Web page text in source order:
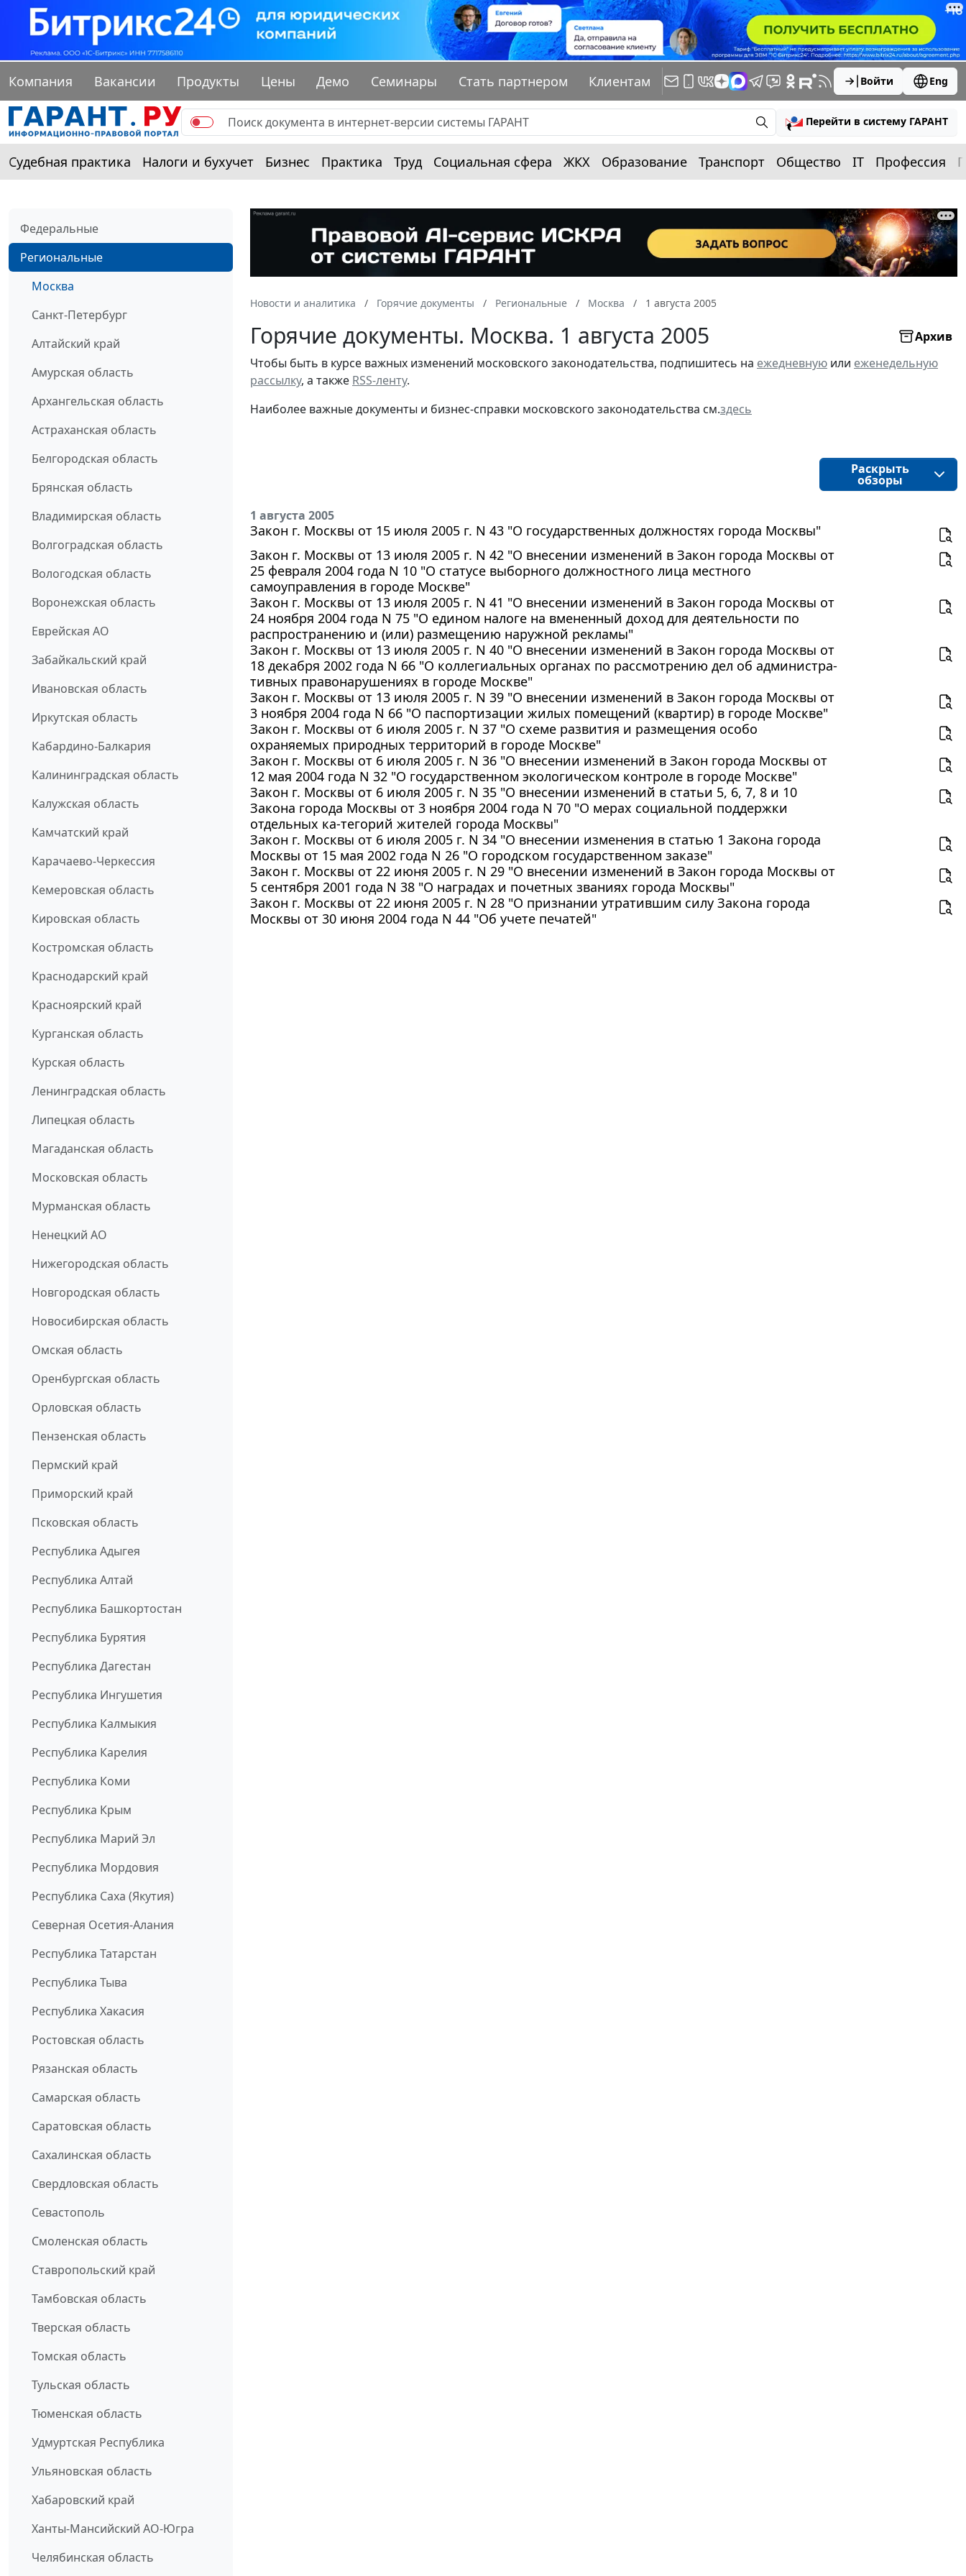
Компания Вакансии Продукты Цены Демо Семинары Стать партнером Клиентам Войти Eng
Перейти в систему ГАРАНТ
Судебная практика Налоги и бухучет Бизнес Практика Труд Социальная сфера ЖКХ Образование Транспорт Общество IT Профессия
Федеральные
Региональные
Москва
Санкт-Петербург
Алтайский край
Амурская область
Архангельская область
Астраханская область
Белгородская область
Брянская область
Владимирская область
Волгоградская область
Вологодская область
Воронежская область
Еврейская АО
Забайкальский край
Ивановская область
Иркутская область
Кабардино-Балкария
Калининградская область
Калужская область
Камчатский край
Карачаево-Черкессия
Кемеровская область
Кировская область
Костромская область
Краснодарский край
Красноярский край
Курганская область
Курская область
Ленинградская область
Липецкая область
Магаданская область
Московская область
Мурманская область
Ненецкий АО
Нижегородская область
Новгородская область
Новосибирская область
Омская область
Оренбургская область
Орловская область
Пензенская область
Пермский край
Приморский край
Псковская область
Республика Адыгея
Республика Алтай
Республика Башкортостан
Республика Бурятия
Республика Дагестан
Республика Ингушетия
Республика Калмыкия
Республика Карелия
Республика Коми
Республика Крым
Республика Марий Эл
Республика Мордовия
Республика Саха (Якутия)
Северная Осетия-Алания
Республика Татарстан
Республика Тыва
Республика Хакасия
Ростовская область
Рязанская область
Самарская область
Саратовская область
Сахалинская область
Свердловская область
Севастополь
Смоленская область
Ставропольский край
Тамбовская область
Тверская область
Томская область
Тульская область
Тюменская область
Удмуртская Республика
Ульяновская область
Хабаровский край
Ханты-Мансийский АО-Югра
Челябинская область
Новости и аналитика Горячие документы Региональные Москва 1 августа 2005
Горячие документы. Москва. 1 августа 2005
Архив
Чтобы быть в курсе важных изменений московского законодательства, подпишитесь на ежедневную или еженедельную
рассылку, а также RSS-ленту.
Наиболее важные документы и бизнес-справки московского законодательства см.здесь
Раскрыть
обзоры
1 августа 2005
Закон г. Москвы от 15 июля 2005 г. N 43 "О государственных должностях города Москвы"
Закон г. Москвы от 13 июля 2005 г. N 42 "О внесении изменений в Закон города Москвы от
25 февраля 2004 года N 10 "О статусе выборного должностного лица местного
самоуправления в городе Москве"
Закон г. Москвы от 13 июля 2005 г. N 41 "О внесении изменений в Закон города Москвы от
24 ноября 2004 года N 75 "О едином налоге на вмененный доход для деятельности по
распространению и (или) размещению наружной рекламы"
Закон г. Москвы от 13 июля 2005 г. N 40 "О внесении изменений в Закон города Москвы от
18 декабря 2002 года N 66 "О коллегиальных органах по рассмотрению дел об администра-
тивных правонарушениях в городе Москве"
Закон г. Москвы от 13 июля 2005 г. N 39 "О внесении изменений в Закон города Москвы от
3 ноября 2004 года N 66 "О паспортизации жилых помещений (квартир) в городе Москве"
Закон г. Москвы от 6 июля 2005 г. N 37 "О схеме развития и размещения особо
охраняемых природных территорий в городе Москве"
Закон г. Москвы от 6 июля 2005 г. N 36 "О внесении изменений в Закон города Москвы от
12 мая 2004 года N 32 "О государственном экологическом контроле в городе Москве"
Закон г. Москвы от 6 июля 2005 г. N 35 "О внесении изменений в статьи 5, 6, 7, 8 и 10
Закона города Москвы от 3 ноября 2004 года N 70 "О мерах социальной поддержки
отдельных ка-тегорий жителей города Москвы"
Закон г. Москвы от 6 июля 2005 г. N 34 "О внесении изменения в статью 1 Закона города
Москвы от 15 мая 2002 года N 26 "О городском государственном заказе"
Закон г. Москвы от 22 июня 2005 г. N 29 "О внесении изменений в Закон города Москвы от
5 сентября 2001 года N 38 "О наградах и почетных званиях города Москвы"
Закон г. Москвы от 22 июня 2005 г. N 28 "О признании утратившим силу Закона города
Москвы от 30 июня 2004 года N 44 "Об учете печатей"